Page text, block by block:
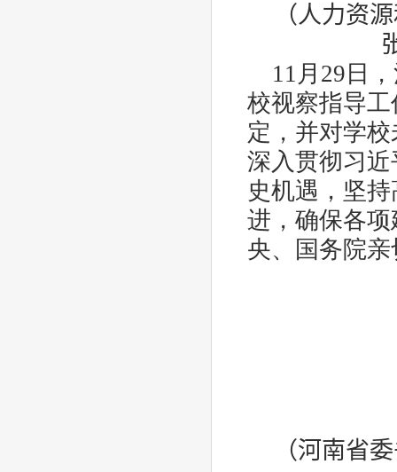
（人力资
11 月 29 日
校视察指导
定，并对学
深入贯彻习
史机遇，坚
进，确保各
央、国务院
（河南省